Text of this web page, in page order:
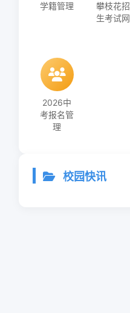
学籍管理
攀枝花招
生考试网
2026中
考报名管
理
校园快讯